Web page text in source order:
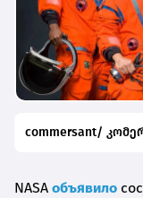
commersant/
NASA объявило